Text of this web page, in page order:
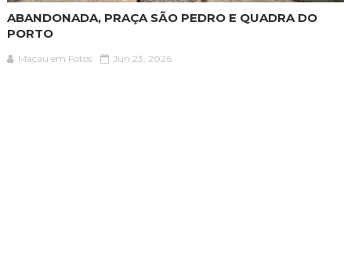
ABANDONADA, PRAÇA SÃO PEDRO E QUADRA DO
PORTO
Macau em Fotos Jun 23, 2026